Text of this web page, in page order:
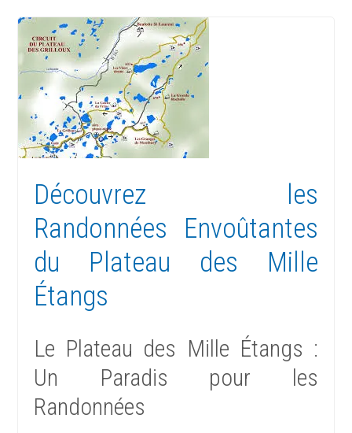
Découvrez les
Randonnées Envoûtantes
du Plateau des Mille
Étangs
Le Plateau des Mille Étangs :
Un Paradis pour les
Randonnées